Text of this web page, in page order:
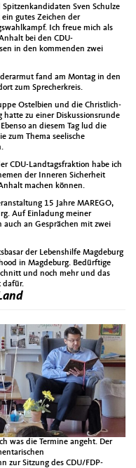
Sven Schulze
gutes Zeichen der
Ich freue mich als
bei den CDU-
in den kommenden zwei
fand am Montag in den
zum Sprecherkreis.
Ostelbien und die Christlich-
hatte zu einer Diskussionsrunde
an diesem Tag lud die
zum Thema seelische
CDU-Landtagsfraktion habe ich
der Inneren Sicherheit
machen können.
15 Jahre MAREGO,
Auf Einladung meiner
auch an Gesprächen mit zwei
der Lebenshilfe Magdeburg
in Magdeburg. Bedürftige
und noch mehr und das
dafür.
was die Termine angeht. Der
zur Sitzung des CDU/FDP-